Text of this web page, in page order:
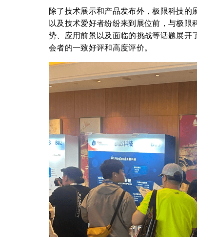
除了技术展示和产品发布外，极限科技
以及技术爱好者纷纷来到展位前，与极
势、应用前景以及面临的挑战等话题展开
会者的一致好评和高度评价。